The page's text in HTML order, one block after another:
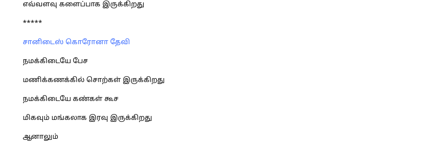
எவ்வளவு களைப்பாக இருக்கிறது
*****
சானிடைஸ் கொரோனா தேவி
நமக்கிடையே பேச
மணிக்கணக்கில் சொற்கள் இருக்கிறது
நமக்கிடையே கண்கள் கூச
மிகவும் மங்கலாக இரவு இருக்கிறது
ஆனாலும்